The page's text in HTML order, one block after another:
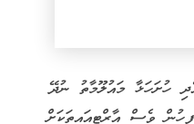
ހުށަހަޅާ މައުލޫމާތު ނުދޭ
ވެސް އާރްޓީއައިތަކަށް